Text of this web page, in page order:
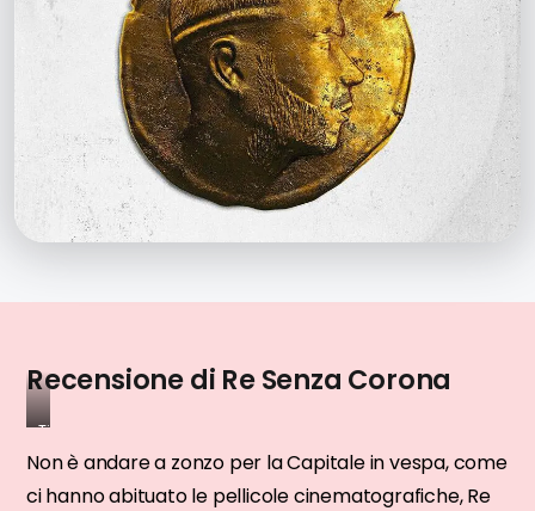
Recensione di Re Senza Corona
Tiziano
Menghi,
in
Non è andare a zonzo per la Capitale in vespa, come
ci hanno abituato le pellicole cinematografiche, Re